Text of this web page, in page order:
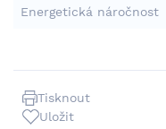
Tisknout
Uložit
Energetická náročnost